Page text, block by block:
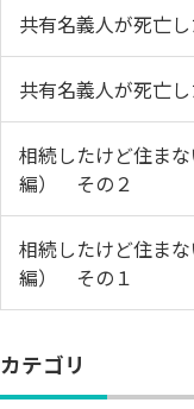
共有名義人が死亡
共有名義人が死亡
相続したけど住ま
編） その２
相続したけど住ま
編） その１
カテゴリ